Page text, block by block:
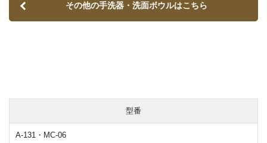
その他の手洗器・洗面ボウルはこちら
型番
A-131・MC-06